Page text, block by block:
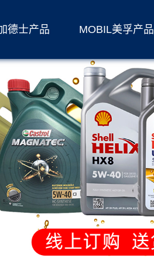
德士产品 MOBIL美孚产品